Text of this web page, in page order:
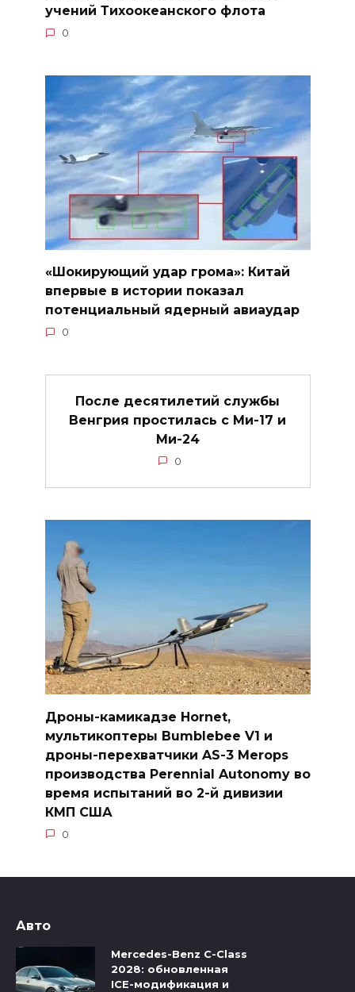
учений Тихоокеанского флота
0
«Шокирующий удар грома»: Китай
впервые в истории показал
потенциальный ядерный авиаудар
0
После десятилетий службы
Венгрия простилась с Ми-17 и
Ми-24
0
Дроны-камикадзе Hornet,
мультикоптеры Bumblebee V1 и
дроны-перехватчики AS-3 Merops
производства Perennial Autonomy во
время испытаний во 2-й дивизии
КМП США
0
Авто
Mercedes-Benz C-Class
2028: обновленная
ICE-модификация и